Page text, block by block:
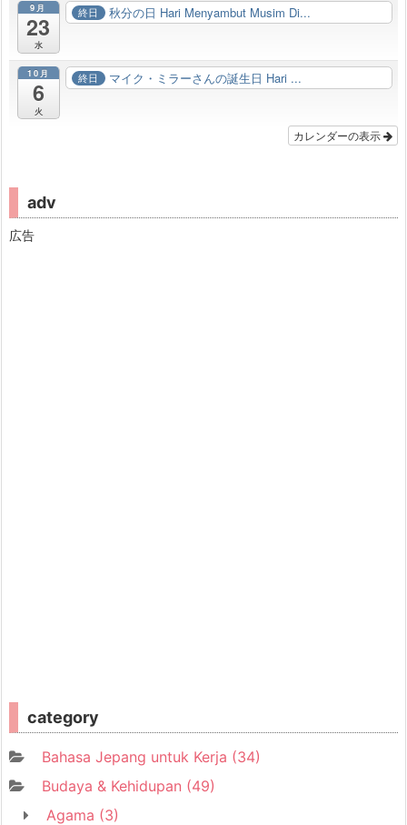
9月
23
水
終日 秋分の日 Hari Menyambut Musim Di...
10月
6
火
終日 マイク・ミラーさんの誕生日 Hari ...
カレンダーの表示
adv
広告
category
Bahasa Jepang untuk Kerja (34)
Budaya & Kehidupan (49)
Agama (3)